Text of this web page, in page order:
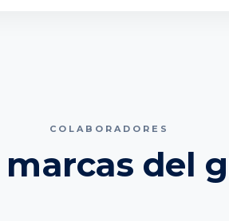
COLABORADORES
marcas del